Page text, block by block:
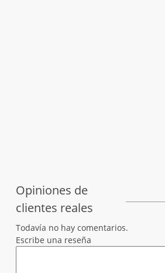
Opiniones de
clientes reales
Todavía no hay comentarios.
Escribe una reseña